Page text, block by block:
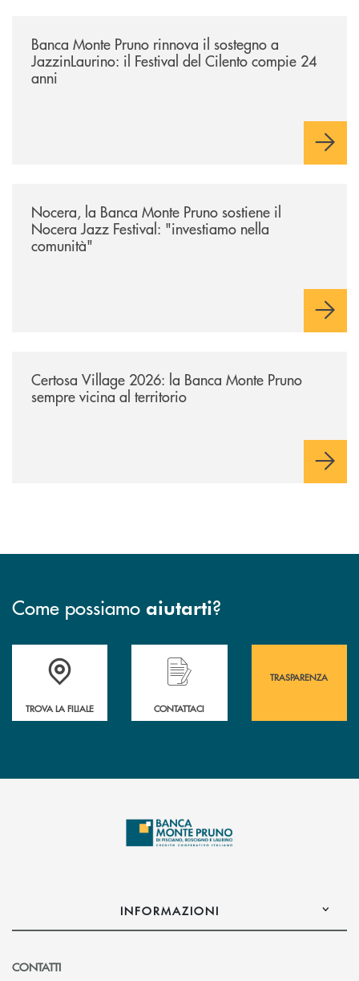
Banca Monte Pruno rinnova il sostegno a
JazzinLaurino: il Festival del Cilento compie 24
anni
Nocera, la Banca Monte Pruno sostiene il
Nocera Jazz Festival: "investiamo nella
comunità"
Certosa Village 2026: la Banca Monte Pruno
sempre vicina al territorio
Come possiamo aiutarti?
Accedi all' elenco completo&nbsp; delle&nbsp; filiali&nbsp; di Banca
TROVA LA FILIALE
Hai bisogno di assistenza immediata?
CONTATTACI
TRASPARENZA
INFORMAZIONI
CONTATTI